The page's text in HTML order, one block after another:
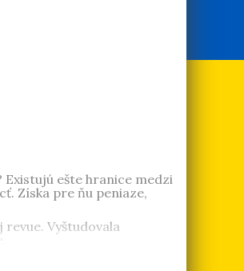
Existujú ešte hranice medzi
Získa pre ňu peniaze,
Vyštudovala